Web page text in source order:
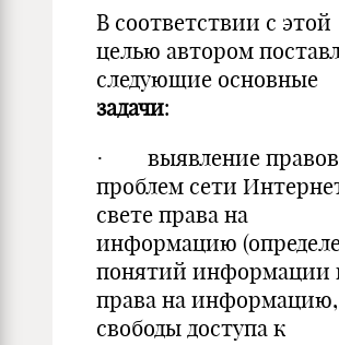
В соответствии с этой
целью автором
следующие основные
задачи:
· выявление
проблем сети
свете права на
информацию
понятий информации
права на информацию,
свободы доступа к